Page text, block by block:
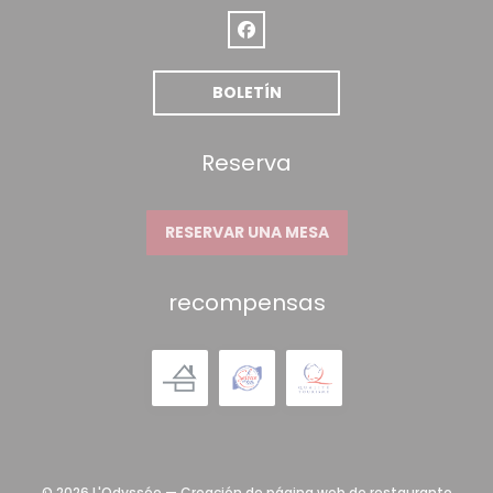
Facebook ((abre en una
BOLETÍN
Reserva
RESERVAR UNA MESA
recompensas